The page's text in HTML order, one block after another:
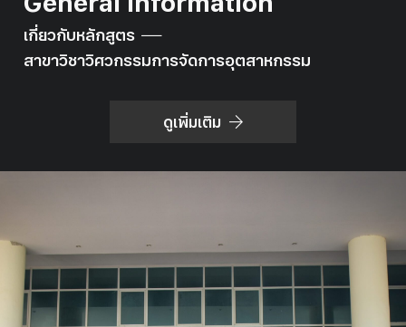
เกี่ยวกับหลักสูตร
สาขาวิชาวิศวกรรมการจัดการอุตสาหกรรม
ดูเพิ่มเติม